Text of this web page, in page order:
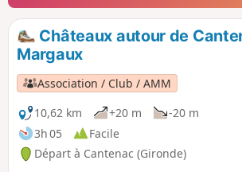
Châteaux autour de
Margaux
Association / Club / AMM
10,62 km
+20 m
-20 m
3h 05
Facile
Départ à Cantenac (Gironde)